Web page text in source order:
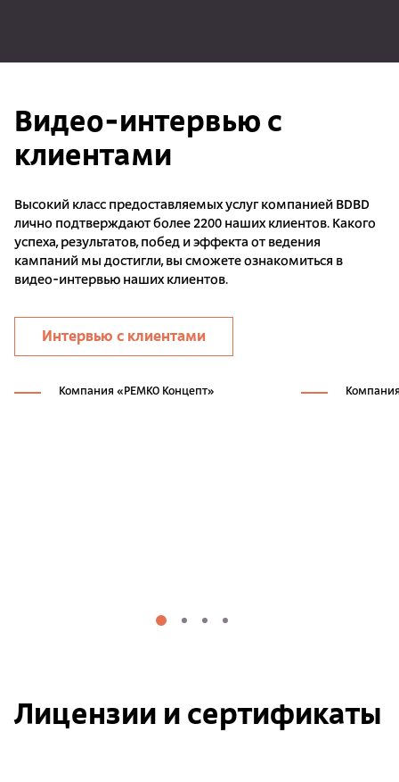
Видео-интервью с
клиентами
Высокий класс предоставляемых услуг компанией BDBD
лично подтверждают более 2200 наших клиентов. Какого
успеха, результатов, побед и эффекта от ведения
кампаний мы достигли, вы сможете ознакомиться в
видео-интервью наших клиентов.
Интервью с клиентами
Компания «РЕМКО Концепт»
Лицензии и сертификаты